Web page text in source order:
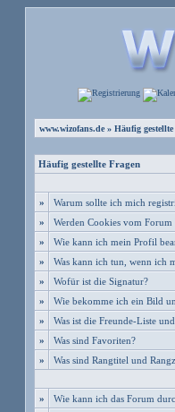
www.wizofans.de » Häufig gestellte
Häufig gestellte Fragen
»
Warum sollte ich mich
»
Werden Cookies vom Forum
»
Wie kann ich mein Profil
»
Was kann ich tun, wenn ich
»
Wofür ist die Signatur?
»
Wie bekomme ich ein Bild
»
Was ist die Freunde-Liste
»
Was sind Favoriten?
»
Was sind Rangtitel und
»
Wie kann ich das Forum